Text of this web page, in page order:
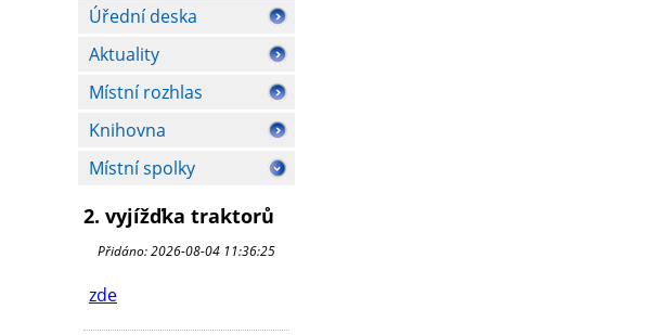
Úřední deska
Aktuality
Místní rozhlas
Knihovna
Místní spolky
2. vyjížďka traktorů
Přidáno: 2026-08-04 11:36:25
zde